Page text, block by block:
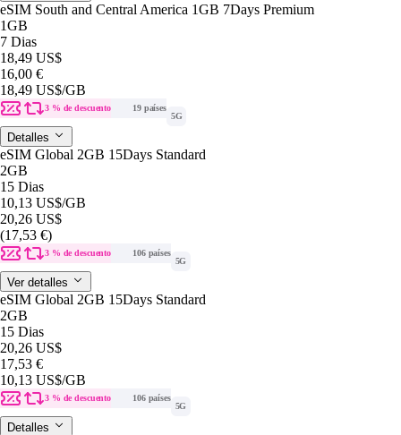
eSIM South and Central America 1GB 7Days Premium
1GB
7 Dias
18,49 US$
16,00 €
18,49 US$/GB
3 % de descuento
19 países
5G
Detalles
eSIM Global 2GB 15Days Standard
2GB
15 Dias
10,13 US$/GB
20,26 US$
(17,53 €)
3 % de descuento
106 países
5G
Ver detalles
eSIM Global 2GB 15Days Standard
2GB
15 Dias
20,26 US$
17,53 €
10,13 US$/GB
3 % de descuento
106 países
5G
Detalles